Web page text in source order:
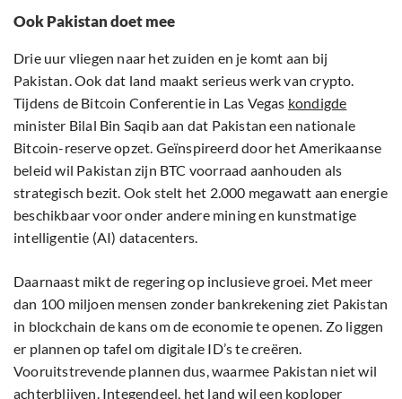
Ook Pakistan doet mee
Drie uur vliegen naar het zuiden en je komt aan bij
Pakistan. Ook dat land maakt serieus werk van crypto.
Tijdens de Bitcoin Conferentie in Las Vegas kondigde
minister Bilal Bin Saqib aan dat Pakistan een nationale
Bitcoin-reserve opzet. Geïnspireerd door het Amerikaanse
beleid wil Pakistan zijn BTC voorraad aanhouden als
strategisch bezit. Ook stelt het 2.000 megawatt aan energie
beschikbaar voor onder andere mining en kunstmatige
intelligentie (AI) datacenters.
Daarnaast mikt de regering op inclusieve groei. Met meer
dan 100 miljoen mensen zonder bankrekening ziet Pakistan
in blockchain de kans om de economie te openen. Zo liggen
er plannen op tafel om digitale ID’s te creëren.
Vooruitstrevende plannen dus, waarmee Pakistan niet wil
achterblijven. Integendeel, het land wil een koploper